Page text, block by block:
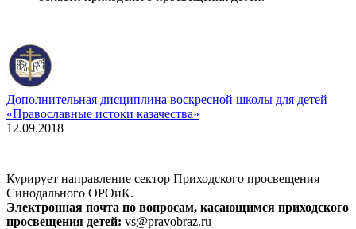
Дополнительная дисциплина воскресной школы для детей
«Православные истоки казачества»
12.09.2018
Курирует направление сектор Приходского просвещения
Синодального ОРОиК.
Электронная почта по вопросам, касающимся приходского
просвещения детей: vs@pravobraz.ru